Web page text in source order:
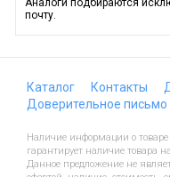
почту.
Каталог Контакты
Доверительное письмо
Наличие информации о товаре
гарантирует наличие товара
Данное предложение не